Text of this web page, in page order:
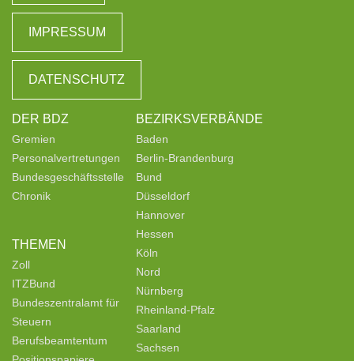
IMPRESSUM
DATENSCHUTZ
DER BDZ
Gremien
Personalvertretungen
Bundesgeschäftsstelle
Chronik
THEMEN
Zoll
ITZBund
Bundeszentralamt für
Steuern
Berufsbeamtentum
BEZIRKSVERBÄNDE
Baden
Berlin-Brandenburg
Bund
Düsseldorf
Hannover
Hessen
Köln
Nord
Nürnberg
Rheinland-Pfalz
Saarland
Sachsen